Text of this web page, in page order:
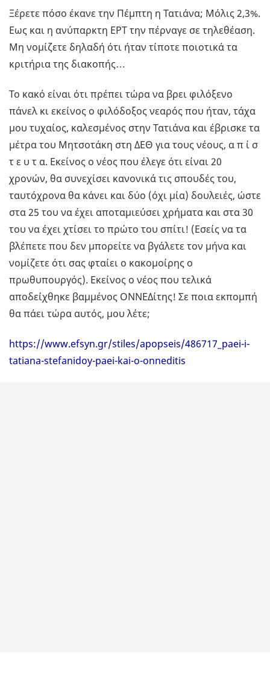
Ξέρετε πόσο έκανε την Πέμπτη η Τατιάνα; Μόλις 2,3%.
Εως και η ανύπαρκτη ΕΡΤ την πέρναγε σε τηλεθέαση.
Μη νομίζετε δηλαδή ότι ήταν τίποτε ποιοτικά τα
κριτήρια της διακοπής…
Το κακό είναι ότι πρέπει τώρα να βρει φιλόξενο
πάνελ κι εκείνος ο φιλόδοξος νεαρός που ήταν, τάχα
μου τυχαίος, καλεσμένος στην Τατιάνα και έβρισκε τα
μέτρα του Μητσοτάκη στη ΔΕΘ για τους νέους, α π ί σ
τ ε υ τ α. Εκείνος ο νέος που έλεγε ότι είναι 20
χρονών, θα συνεχίσει κανονικά τις σπουδές του,
ταυτόχρονα θα κάνει και δύο (όχι μία) δουλειές, ώστε
στα 25 του να έχει αποταμιεύσει χρήματα και στα 30
του να έχει χτίσει το πρώτο του σπίτι! (Εσείς να τα
βλέπετε που δεν μπορείτε να βγάλετε τον μήνα και
νομίζετε ότι σας φταίει ο κακομοίρης ο
πρωθυπουργός). Εκείνος ο νέος που τελικά
αποδείχθηκε βαμμένος ΟΝΝΕΔίτης! Σε ποια εκπομπή
θα πάει τώρα αυτός, μου λέτε;
https://www.efsyn.gr/stiles/apopseis/486717_paei-i-
tatiana-stefanidoy-paei-kai-o-onneditis